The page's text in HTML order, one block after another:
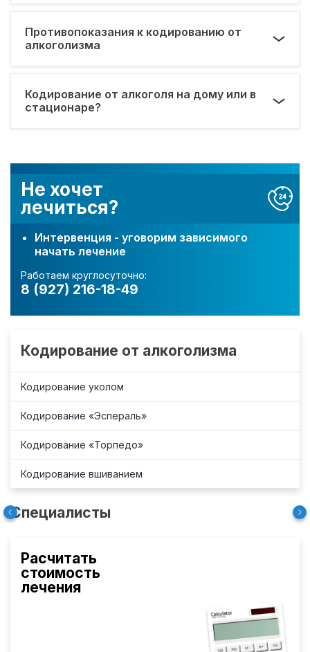
Не хочет
лечиться?
Интервенция - уговорим зависимого
начать лечение
Работаем круглосуточно:
8 (927) 216-18-49
Кодирование от алкоголизма
Кодирование уколом
Кодирование «Эспераль»
Кодирование «Торпедо»
Кодирование вшиванием
Специалисты
Расчитать
стоимость
лечения
Противопоказания к кодированию от
алкоголизма
Кодирование от алкоголя на дому или в
стационаре?